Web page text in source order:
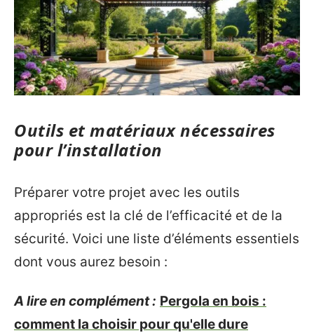
Outils et matériaux nécessaires
pour l’installation
Préparer votre projet avec les outils
appropriés est la clé de l’efficacité et de la
sécurité. Voici une liste d’éléments essentiels
dont vous aurez besoin :
A lire en complément : Pergola en bois :
comment la choisir pour qu'elle dure